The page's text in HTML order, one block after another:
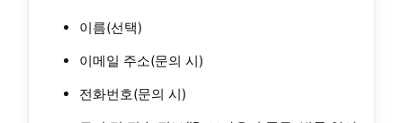
이름(선택)
이메일 주소(문의 시)
전화번호(문의 시)